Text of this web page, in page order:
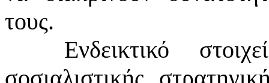
τους.
Ενδεικτικό